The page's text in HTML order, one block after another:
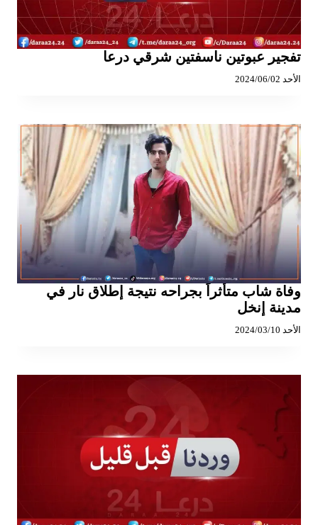
تفجير عبوتين ناسفتين شرقي درعا
الأحد 2024/06/02
وفاة شاب متأثراً بجراحه نتيجة إطلاق نار في
مدينة إنخل
الأحد 2024/03/10